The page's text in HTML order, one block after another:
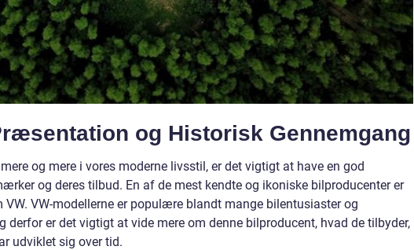
og Historisk Gennemgang
og mere i vores moderne livsstil, er det vigtigt at have en god
og deres tilbud. En af de mest kendte og ikoniske bilproducenter er
VW-modellerne er populære blandt mange bilentusiaster og
derfor er det vigtigt at vide mere om denne bilproducent, hvad de tilbyder,
udviklet sig over tid.